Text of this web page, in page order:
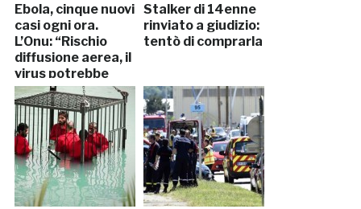
Ebola, cinque nuovi
casi ogni ora.
L’Onu: “Rischio
diffusione aerea, il
virus potrebbe
mutare”
Stalker di 14enne
rinviato a giudizio:
tentò di comprarla